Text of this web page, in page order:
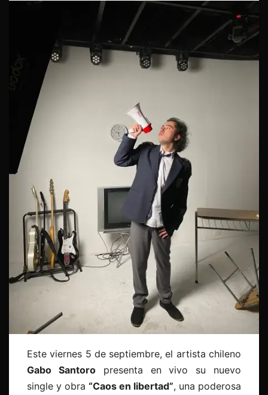
Este viernes 5 de septiembre, el artista chileno
Gabo Santoropresenta en vivo su nuevo
single y obra “Caos en libertad”, una poderosa